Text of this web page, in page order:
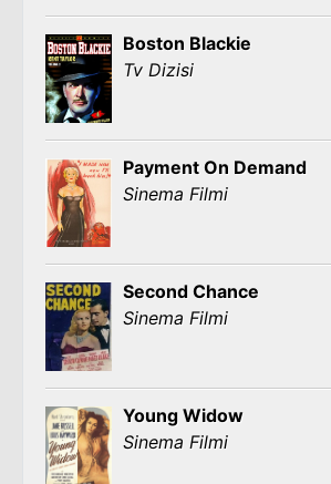
Boston Blackie
Tv Dizisi
Payment On Demand
Sinema Filmi
Second Chance
Sinema Filmi
Young Widow
Sinema Filmi